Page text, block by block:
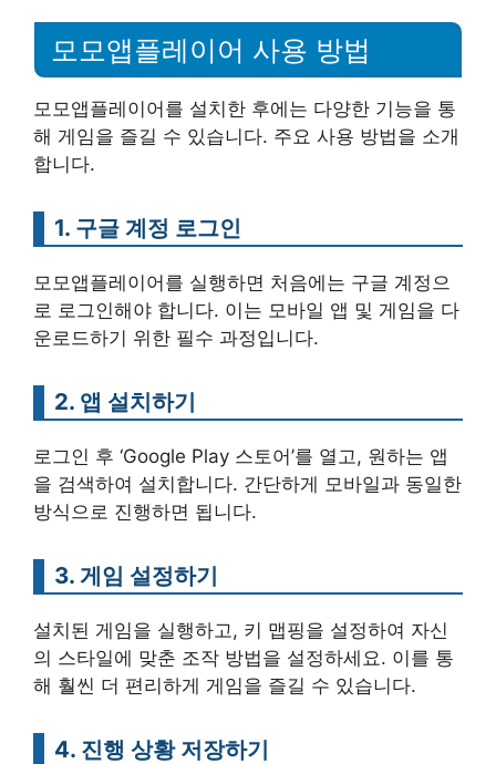
모모앱플레이어 사용 방법
모모앱플레이어를 설치한 후에는 다양한 기능을 통
해 게임을 즐길 수 있습니다. 주요 사용 방법을 소개
합니다.
1. 구글 계정 로그인
모모앱플레이어를 실행하면 처음에는 구글 계정으
로 로그인해야 합니다. 이는 모바일 앱 및 게임을 다
운로드하기 위한 필수 과정입니다.
2. 앱 설치하기
로그인 후 ‘Google Play 스토어’를 열고, 원하는 앱
을 검색하여 설치합니다. 간단하게 모바일과 동일한
방식으로 진행하면 됩니다.
3. 게임 설정하기
설치된 게임을 실행하고, 키 맵핑을 설정하여 자신
의 스타일에 맞춘 조작 방법을 설정하세요. 이를 통
해 훨씬 더 편리하게 게임을 즐길 수 있습니다.
4. 진행 상황 저장하기